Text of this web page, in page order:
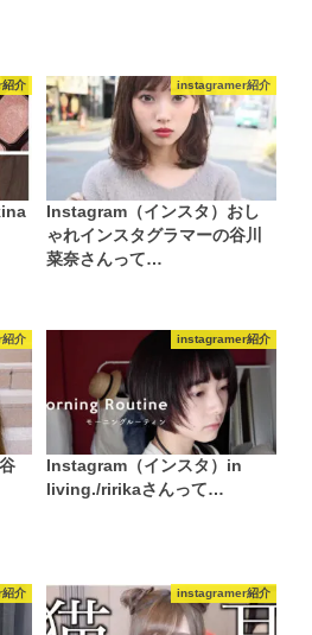
介 instagramer紹介
Instagram（インスタ）おし
ゃれインスタグラマーの谷川
菜奈さんって…
介 instagramer紹介
Instagram（インスタ）in
living./ririkaさんって…
介 instagramer紹介